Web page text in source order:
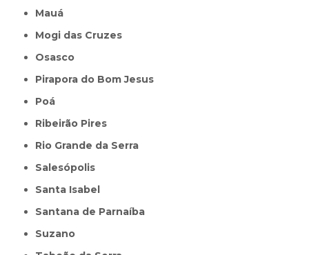
Mauá
Mogi das Cruzes
Osasco
Pirapora do Bom Jesus
Poá
Ribeirão Pires
Rio Grande da Serra
Salesópolis
Santa Isabel
Santana de Parnaíba
Suzano